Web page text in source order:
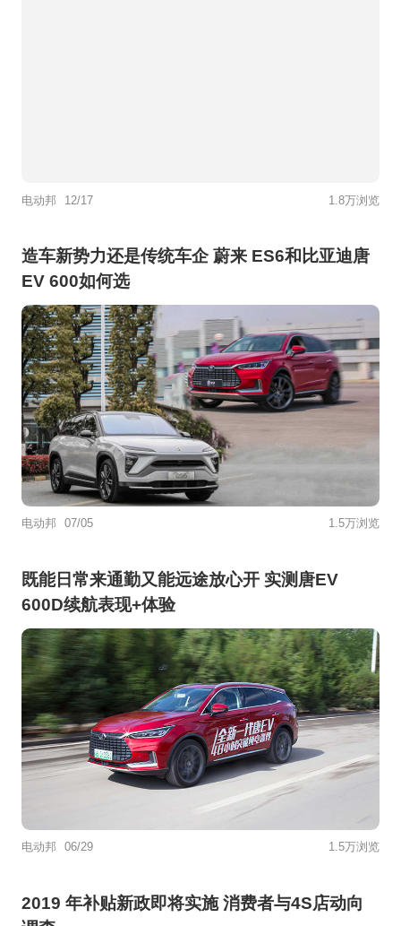
电动邦 12/17 1.8万浏览
造车新势力还是传统车企 蔚来 ES6和比亚迪唐
EV 600如何选
电动邦 07/05 1.5万浏览
既能日常来通勤又能远途放心开 实测唐EV
600D续航表现+体验
电动邦 06/29 1.5万浏览
2019 年补贴新政即将实施 消费者与4S店动向